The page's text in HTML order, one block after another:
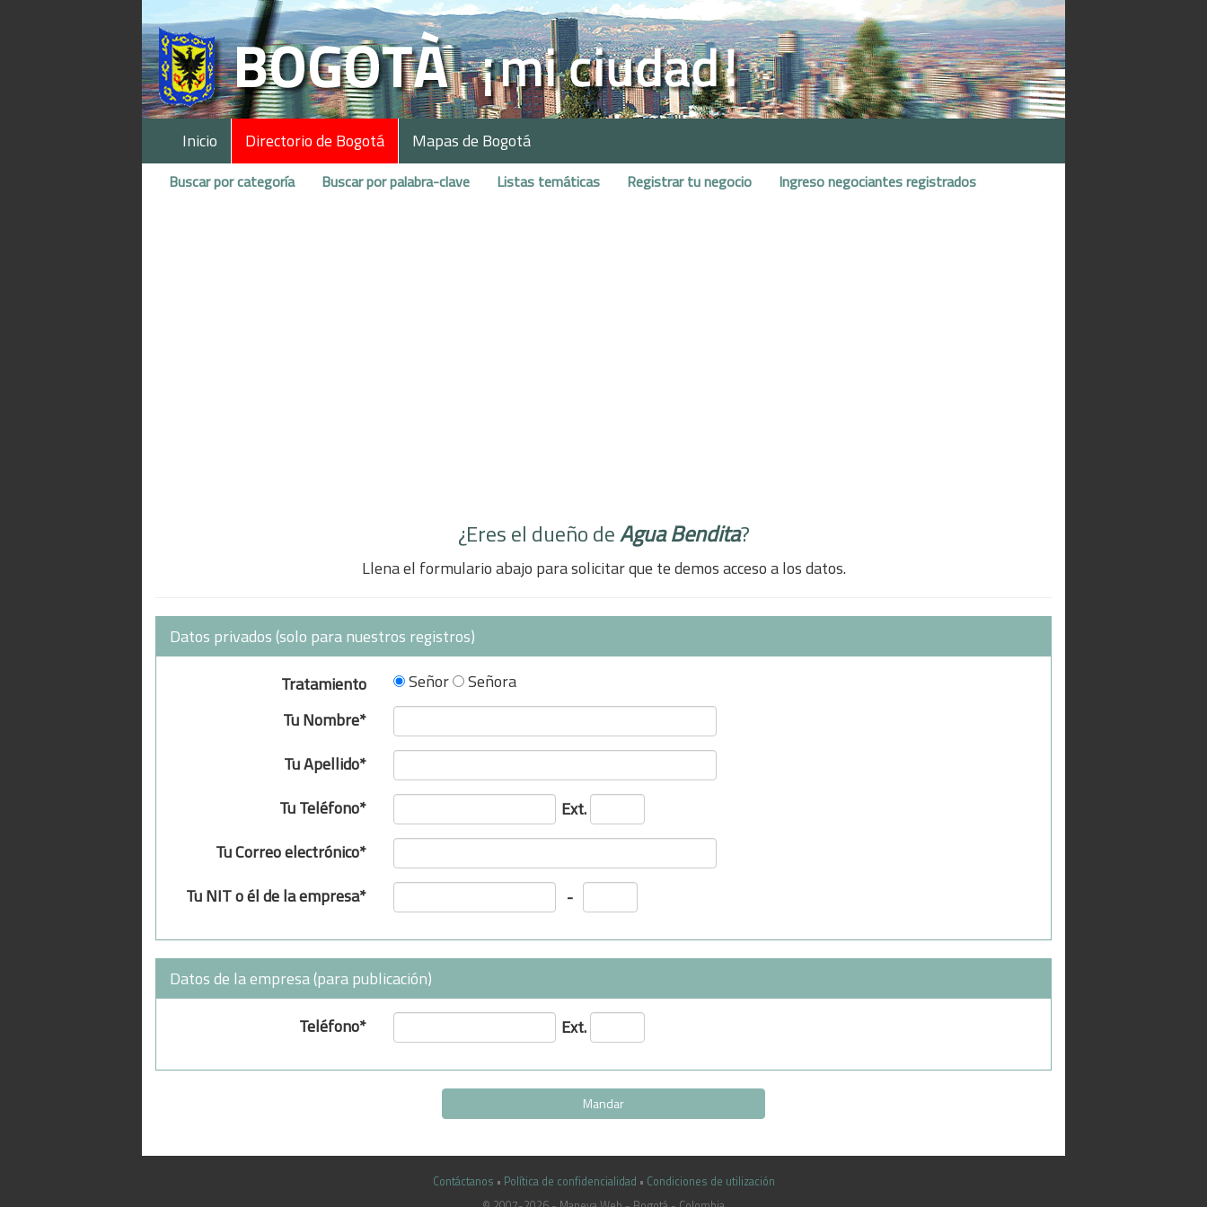
Inicio Directorio de Bogotá Mapas de Bogotá
Buscar por categoría Buscar por palabra-clave Listas temáticas Registrar tu negocio Ingreso negociantes registrados
¿Eres el dueño deAgua Bendita?
Llena el formulario abajo para solicitar que te demos acceso a los datos.
Datos privados (solo para nuestros registros)
Tratamiento
Señor
Señora
Tu Nombre*
Tu Apellido*
Tu Teléfono*
Ext.
Tu Correo electrónico*
Tu NIT o él de la empresa*
-
Datos de la empresa (para publicación)
Teléfono*
Ext.
Contáctanos • Política de confidencialidad • Condiciones de utilización